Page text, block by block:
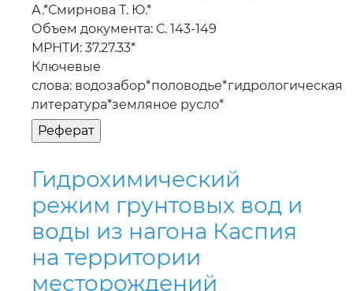
А.*Смирнова Т. Ю.*
Объем документа: С. 143-149
МРНТИ: 37.27.33*
Ключевые
слова: водозабор*половодье*гидрологическая
литература*земляное русло*
Гидрохимический
режим грунтовых вод и
воды из нагона Каспия
на территории
месторождений